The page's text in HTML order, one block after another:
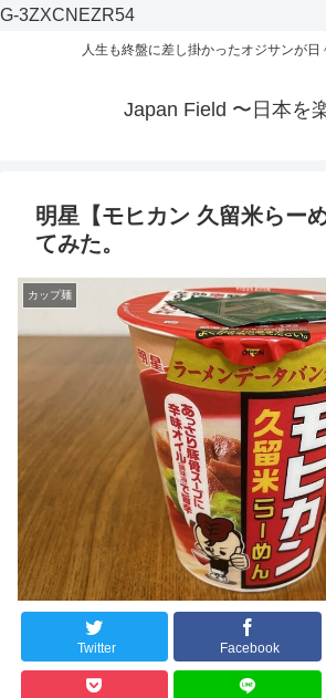
G-3ZXCNEZR54
人生も終盤に差し掛かったオジサンが日
Japan Field 〜日本を
明星【モヒカン 久留米らー
てみた。
カップ麺
Twitter Facebook